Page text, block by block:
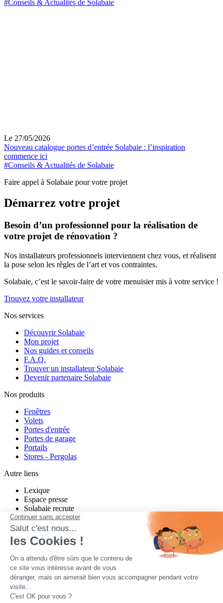
#Conseils & Actualités de Solabaie
Le 27/05/2026
Nouveau catalogue portes d’entrée Solabaie : l’inspiration
commence ici
#Conseils & Actualités de Solabaie
Faire appel à Solabaie pour votre projet
Démarrez votre projet
Besoin d’un professionnel pour la réalisation de
votre projet de rénovation ?
Nos installateurs professionnels interviennent chez vous, et réalisent
la pose selon les règles de l’art et vos contraintes.
Solabaie, c’est le savoir-faire de votre menuisier mis à votre service !
Trouvez votre installateur
Nos services
Découvrir Solabaie
Mon projet
Nos guides et conseils
F.A.Q.
Trouver un installateur Solabaie
Devenir partenaire Solabaie
Nos produits
Fenêtres
Volets
Portes d'entrée
Portes de garage
Portails
Stores - Pergolas
Autre liens
Lexique
Espace presse
Solabaie recrute
Charte de modération Twitter
Charte de modération Facebook
un projet neuf ou en rénovation ?
Quel que soit votre projet, Solabaie vous propose des produits sur-
mesure, performants et esthétiques. Nos nombreux installateurs
partout en France étudient votre projet, vous conseillent, et vous
proposent des solutions adaptées à votre habitat et à vos besoins.
Contactez-nous pour tous vos projets